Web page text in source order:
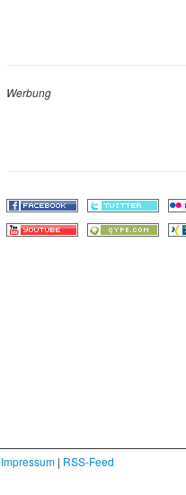
Werbung
Impressum | RSS-Feed